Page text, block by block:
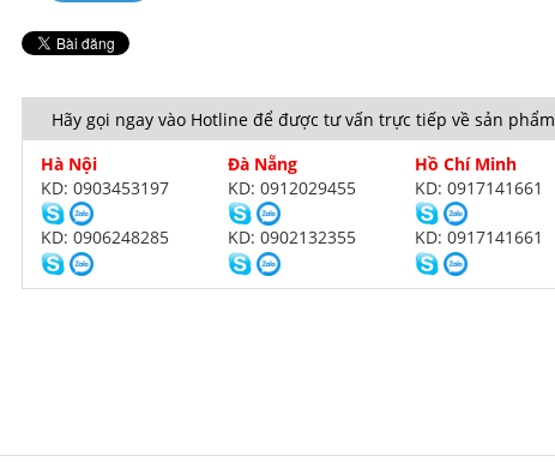
Hãy gọi ngay vào Hotline để được tư vấn trực tiếp về sản phẩm
Hà Nội
KD: 0903453197
KD: 0906248285
Đà Nẵng
KD: 0912029455
KD: 0902132355
Hồ Chí Minh
KD: 0917141661
KD: 0917141661